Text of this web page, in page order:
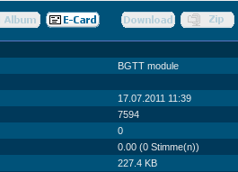
BGTT module
17.07.2011 11:39
7594
0
0.00 (0 Stimme(n))
227.4 KB